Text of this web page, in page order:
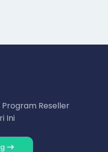
Reseller
Ini